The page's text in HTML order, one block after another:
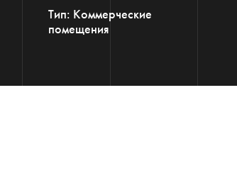
Тип: Коммерческие
помещения